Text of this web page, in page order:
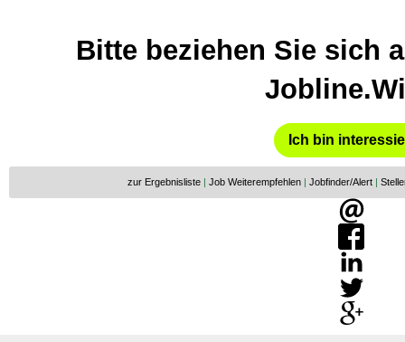
Bitte beziehen Sie sich
Ich bin
zur Ergebnisliste| Job Weiterempfehlen| Jobfinder/Alert|